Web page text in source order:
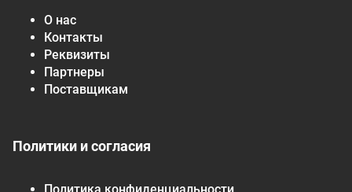
О нас
Контакты
Реквизиты
Партнеры
Поставщикам
Политики и согласия